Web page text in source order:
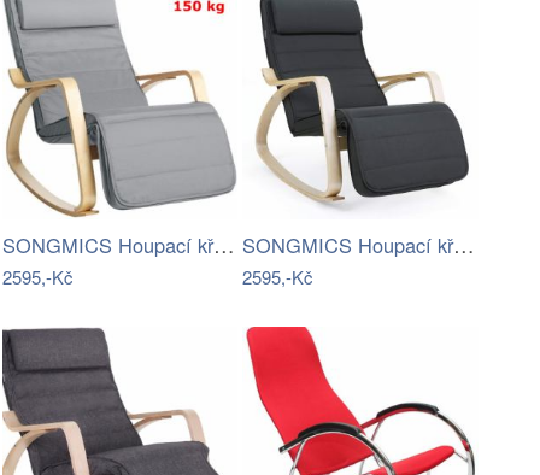
SONGMICS Houpací křeslo Luna šedé
2595,-Kč
SONGMICS Houpací křeslo Ben šedé
2595,-Kč